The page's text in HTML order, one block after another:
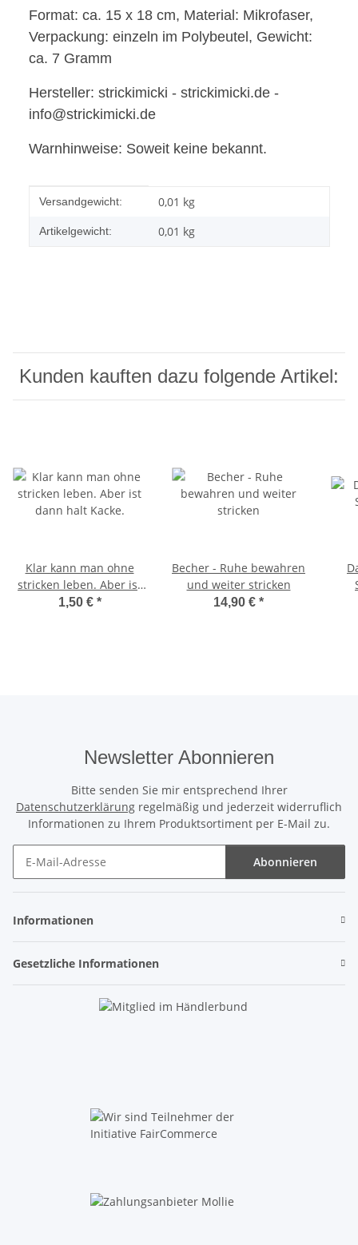
Format: ca. 15 x 18 cm, Material: Mikrofaser,
Verpackung: einzeln im Polybeutel, Gewicht:
ca. 7 Gramm
Hersteller: strickimicki - strickimicki.de -
info@strickimicki.de
Warnhinweise: Soweit keine bekannt.
Produkteigenschaft
Wert
Versandgewicht: 0,01 kg
Artikelgewicht: 0,01 kg
Kunden kauften dazu folgende Artikel:
Klar kann man ohne
stricken leben. Aber ist
dann halt Kacke.
1,50 € *
Becher - Ruhe bewahren
und weiter stricken
14,90 € *
Newsletter Abonnieren
Bitte senden Sie mir entsprechend Ihrer
Datenschutzerklärung regelmäßig und jederzeit widerruflich
Informationen zu Ihrem Produktsortiment per E-Mail zu.
Abonnieren
Informationen
Gesetzliche Informationen